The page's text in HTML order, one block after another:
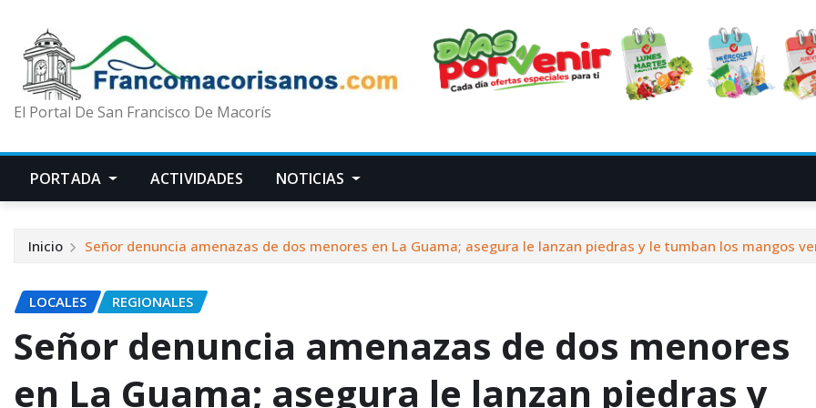
El Portal De San Francisco De Macorís
PORTADA ACTIVIDADES NOTICIAS
Inicio Señor denuncia amenazas de dos menores en La Guama; asegura le lanzan piedras y le tumban los mangos
LOCALES REGIONALES
Señor denuncia amenazas de dos menores
en La Guama; asegura le lanzan piedras y